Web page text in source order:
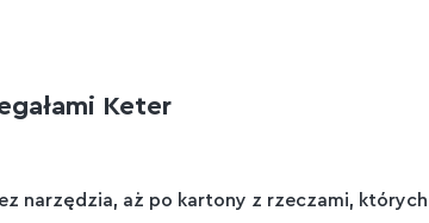
Keter
narzędzia, aż po kartony z rzeczami,